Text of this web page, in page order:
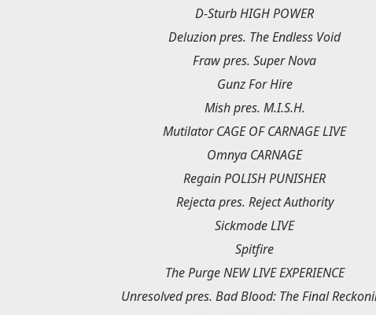
D-Sturb HIGH POWER
Deluzion pres. The Endless Void
Fraw pres. Super Nova
Gunz For Hire
Mish pres. M.I.S.H.
Mutilator CAGE OF CARNAGE LIVE
Omnya CARNAGE
Regain POLISH PUNISHER
Rejecta pres. Reject Authority
Sickmode LIVE
Spitfire
The Purge NEW LIVE EXPERIENCE
Unresolved pres. Bad Blood: The Final